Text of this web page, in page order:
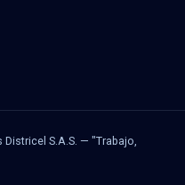
S.A.S. — "Trabajo,